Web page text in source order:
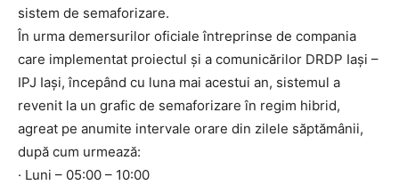
sistem de semaforizare.
În urma demersurilor oficiale întreprinse de compania
care implementat proiectul și a comunicărilor DRDP Iași –
IPJ Iași, începând cu luna mai acestui an, sistemul a
revenit la un grafic de semaforizare în regim hibrid,
agreat pe anumite intervale orare din zilele săptămânii,
după cum urmează:
· Luni – 05:00 – 10:00